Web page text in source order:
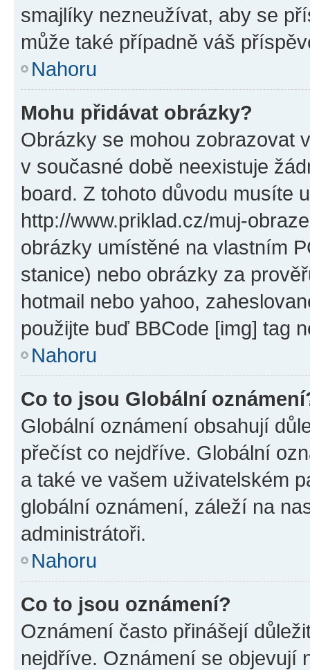
smajlíky nezneužívat, aby se
může také případně váš
Nahoru
Mohu přidávat obrázky?
Obrázky se mohou zobrazovat
v současné době neexistuje
board. Z tohoto důvodu musíte
http://www.priklad.cz/muj-
obrázky umístěné na vlastním
stanice) nebo obrázky za
hotmail nebo yahoo,
použijte buď BBCode [img] tag
Nahoru
Co to jsou Globální
Globální oznámení obsahují
přečíst co nejdříve. Globální
a také ve vašem uživatelském
globální oznámení, záleží na
administrátoři.
Nahoru
Co to jsou oznámení?
Oznámení často přinášejí
nejdříve. Oznámení se objevují